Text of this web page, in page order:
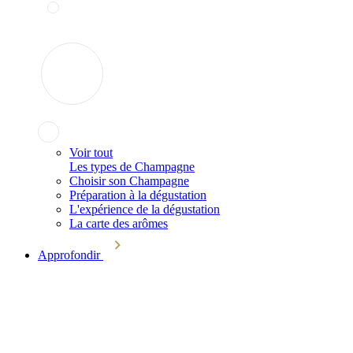
Voir tout
Les types de Champagne
Choisir son Champagne
Préparation à la dégustation
L'expérience de la dégustation
La carte des arômes
Approfondir